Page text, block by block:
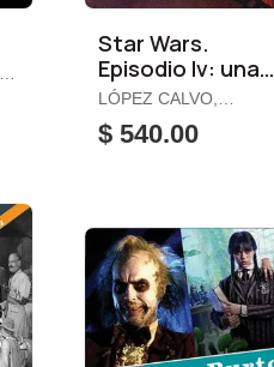
Star Wars.
Episodio Iv: una
Nueva Esperanza
LÓPEZ CALVO,
ALBERTO
$ 540.00